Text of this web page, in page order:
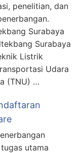
penelitian, dan
Surabaya
Surabaya
Listrik
Udara
(TNU) …
utama